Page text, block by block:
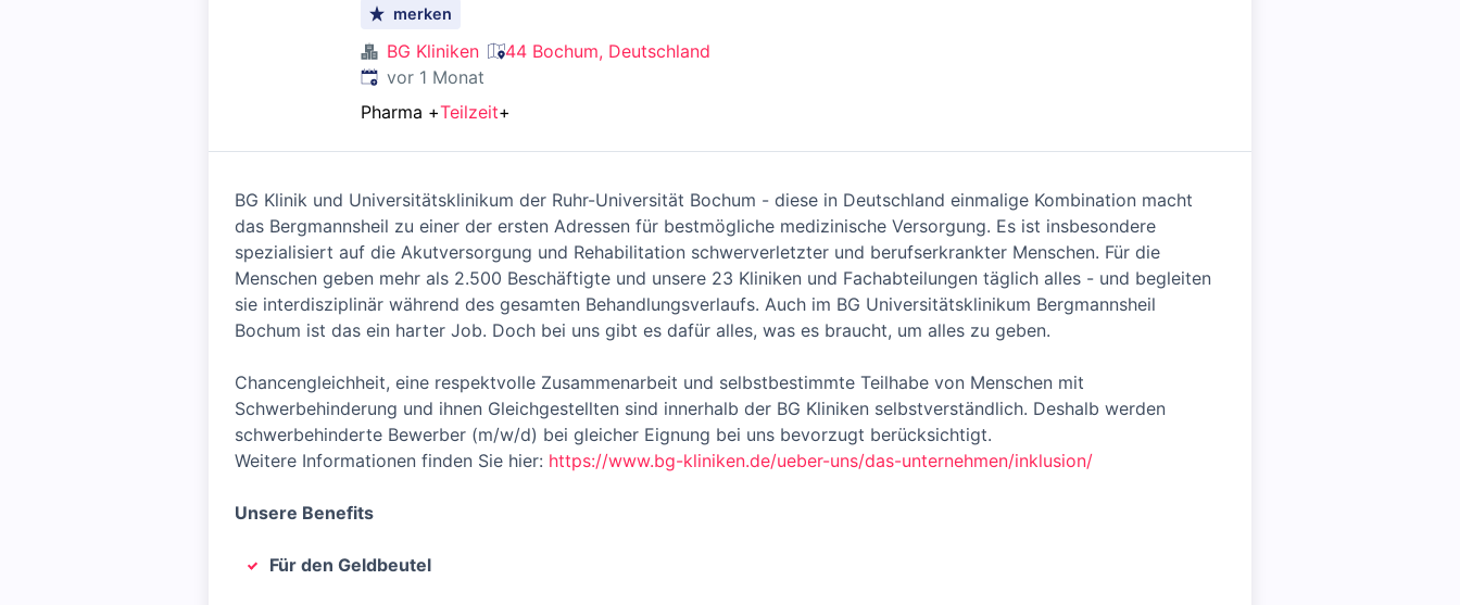
merken
BG Kliniken
44 Bochum, Deutschland
Veröffentlicht:
vor 1 Monat
Pharma +Teilzeit+
BG Klinik und Universitätsklinikum der Ruhr-Universität Bochum - diese in Deutschland einmalige Kombination macht
das Bergmannsheil zu einer der ersten Adressen für bestmögliche medizinische Versorgung. Es ist insbesondere
spezialisiert auf die Akutversorgung und Rehabilitation schwerverletzter und berufserkrankter Menschen. Für die
Menschen geben mehr als 2.500 Beschäftigte und unsere 23 Kliniken und Fachabteilungen täglich alles - und begleiten
sie interdisziplinär während des gesamten Behandlungsverlaufs. Auch im BG Universitätsklinikum Bergmannsheil
Bochum ist das ein harter Job. Doch bei uns gibt es dafür alles, was es braucht, um alles zu geben.
Chancengleichheit, eine respektvolle Zusammenarbeit und selbstbestimmte Teilhabe von Menschen mit
Schwerbehinderung und ihnen Gleichgestellten sind innerhalb der BG Kliniken selbstverständlich. Deshalb werden
schwerbehinderte Bewerber (m/w/d) bei gleicher Eignung bei uns bevorzugt berücksichtigt.
Weitere Informationen finden Sie hier: https://www.bg-kliniken.de/ueber-uns/das-unternehmen/inklusion/
Unsere Benefits
Für den Geldbeutel